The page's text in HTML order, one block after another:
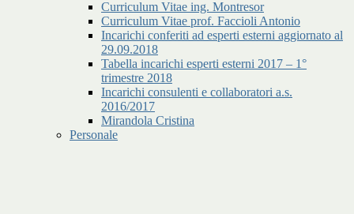
Curriculum Vitae ing. Montresor
Curriculum Vitae prof. Faccioli Antonio
Incarichi conferiti ad esperti esterni aggiornato al
29.09.2018
Tabella incarichi esperti esterni 2017 – 1°
trimestre 2018
Incarichi consulenti e collaboratori a.s.
2016/2017
Mirandola Cristina
Personale